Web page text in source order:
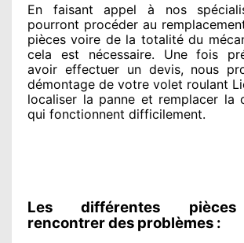
En faisant appel à nos
pourront procéder au
pièces voire de la totalitédu
cela est nécessaire. Une fois
avoir effectuerun devis, nous
démontage de votre volet roulant
localiser la panne et remplacer la
qui fonctionnent difficilement.
Les différentes
rencontrer des problèmes :